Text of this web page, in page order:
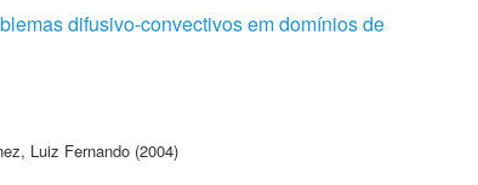
difusivo-convectivos em domínios de
Luiz Fernando (2004)